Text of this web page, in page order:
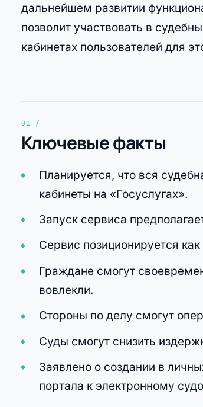
дальнейшем развитии
позволит участвовать в
кабинетах пользователей для
Ключевые факты
Планируется, что вся
кабинеты на «Госуслугах».
Запуск сервиса
Сервис позиционируется
Граждане смогут
вовлекли.
Стороны по делу смогут
Суды смогут снизить
Заявлено о создании в
портала к электронному